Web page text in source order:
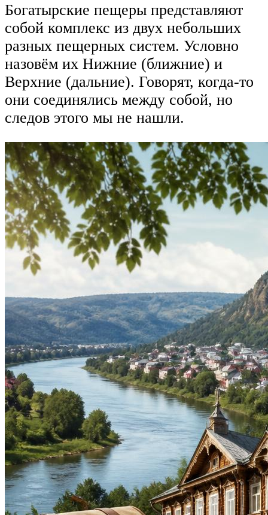
Богатырские пещеры представляют
собой комплекс из двух небольших
разных пещерных систем. Условно
назовём их Нижние (ближние) и
Верхние (дальние). Говорят, когда-то
они соединялись между собой, но
следов этого мы не нашли.